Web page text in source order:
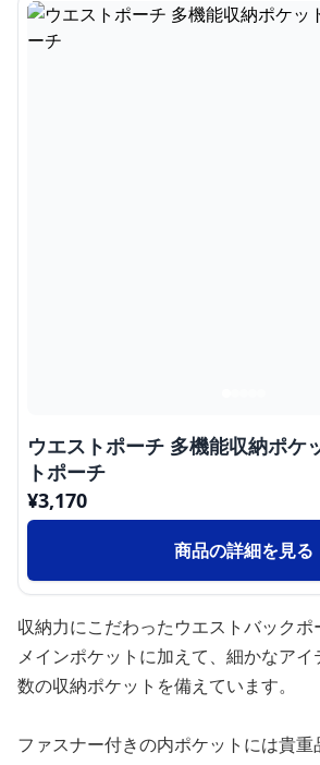
ウエストポーチ 多機能収納ポケ
トポーチ
¥3,170
商品の詳細を見る
収納力にこだわったウエストバックポ
メインポケットに加えて、細かなア
数の収納ポケットを備えています。
ファスナー付きの内ポケットには貴